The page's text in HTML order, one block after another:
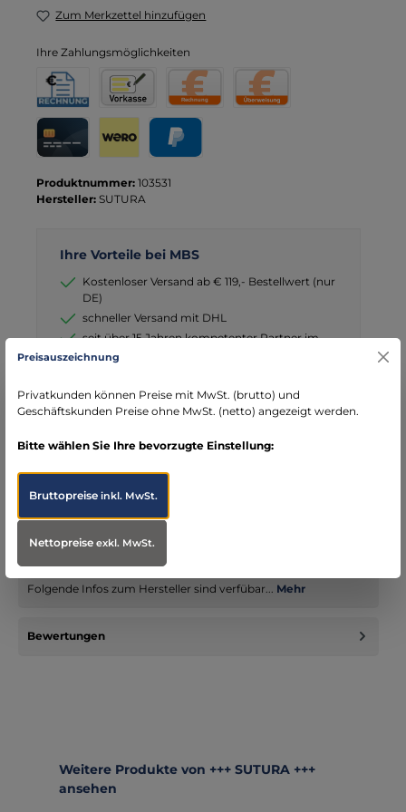
Zum Merkzettel hinzufügen
Ihre Zahlungsmöglichkeiten
Produktnummer: 103531
Hersteller: SUTURA
Ihre Vorteile bei MBS
Kostenloser Versand ab € 119,- Bestellwert (nur
DE)
schneller Versand mit DHL
seit über 15 Jahren kompetenter Partner im
Bereich Notfallmedizin
GAP Modelle sind Artikel ohne Verkehrs-Warnschutz, aber
sonst v…Mehr
Infos zum Hersteller
Folgende Infos zum Hersteller sind verfübar... Mehr
Bewertungen
Produktgalerie überspringen
Weitere Produkte von +++ SUTURA +++
ansehen
Preisauszeichnung
Privatkunden können Preise mit MwSt. (brutto) und
Geschäftskunden Preise ohne MwSt. (netto) angezeigt werden.
Bitte wählen Sie Ihre bevorzugte Einstellung:
Bruttopreiseinkl. MwSt.
Nettopreiseexkl. MwSt.